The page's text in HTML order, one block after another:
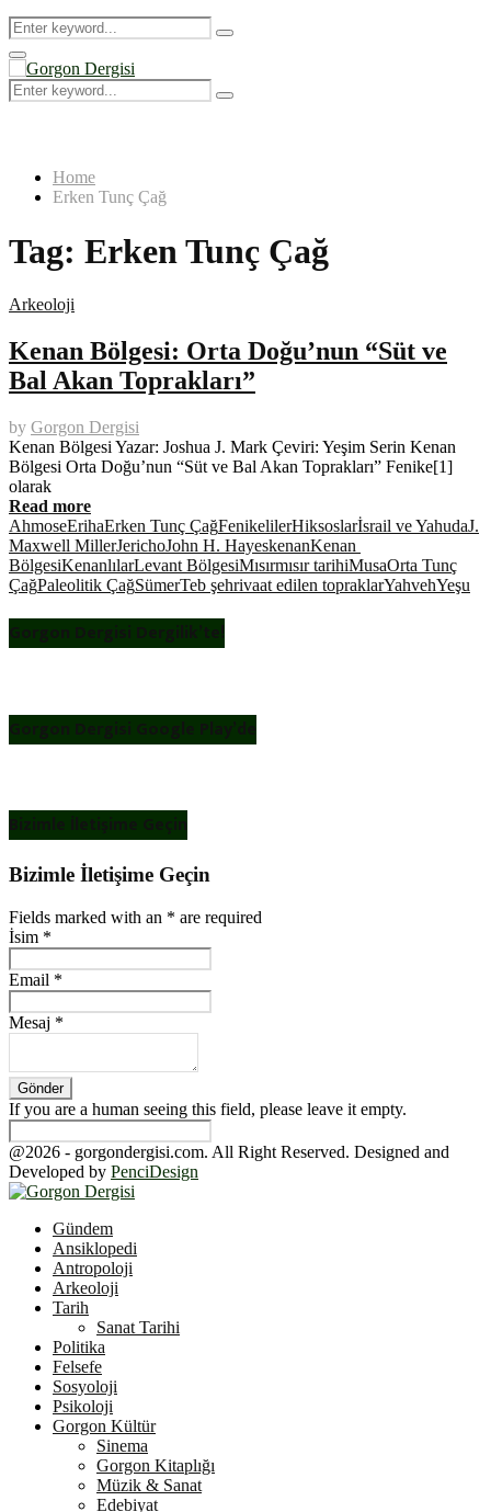
Search
for:
Search
Primary
Menu
Search
for:
Search
Home
Erken Tunç Çağ
Tag: Erken Tunç Çağ
Arkeoloji
Kenan Bölgesi: Orta Doğu’nun “Süt ve
Bal Akan Toprakları”
by Gorgon Dergisi
Kenan Bölgesi Yazar: Joshua J. Mark Çeviri: Yeşim Serin Kenan
Bölgesi Orta Doğu’nun “Süt ve Bal Akan Toprakları” Fenike[1]
olarak
Read more
AhmoseErihaErken Tunç ÇağFenikelilerHiksoslarİsrail ve YahudaJ.
Maxwell MillerJerichoJohn H. HayeskenanKenan
BölgesiKenanlılarLevant BölgesiMısırmısır tarihiMusaOrta Tunç
ÇağPaleolitik ÇağSümerTeb şehrivaat edilen topraklarYahvehYeşu
Gorgon Dergisi Dergilik’te!
Gorgon Dergisi Google Play’de
Bizimle İletişime Geçin
Bizimle İletişime Geçin
Fields marked with an * are required
İsim *
Email *
Mesaj *
If you are a human seeing this field, please leave it empty.
@2026 - gorgondergisi.com. All Right Reserved. Designed and
Developed by PenciDesign
Gündem
Ansiklopedi
Antropoloji
Arkeoloji
Tarih
Sanat Tarihi
Politika
Felsefe
Sosyoloji
Psikoloji
Gorgon Kültür
Sinema
Gorgon Kitaplığı
Müzik & Sanat
Edebiyat